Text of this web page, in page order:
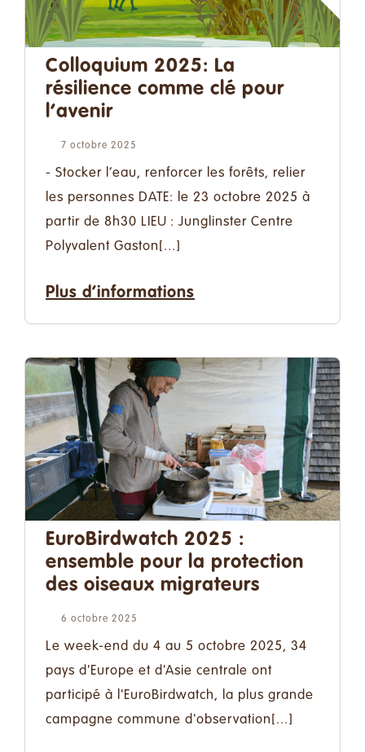
Colloquium 2025: La
résilience comme clé pour
l’avenir
7 octobre 2025
- Stocker l’eau, renforcer les forêts, relier
les personnes DATE: le 23 octobre 2025 à
partir de 8h30 LIEU : Junglinster Centre
Polyvalent Gaston[...]
Plus d’informations
EuroBirdwatch 2025 :
ensemble pour la protection
des oiseaux migrateurs
6 octobre 2025
Le week-end du 4 au 5 octobre 2025, 34
pays d'Europe et d'Asie centrale ont
participé à l'EuroBirdwatch, la plus grande
campagne commune d'observation[...]